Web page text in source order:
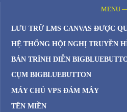
MENU
LƯU TRỮ LMS CANVAS ĐƯỢC
HỆ THỐNG HỘI NGHỊ TRUYỀN
BẢN TRÌNH DIỄN
CỤM BIGBLUEBUTTON
MÁY CHỦ VPS ĐÁM MÂY
TÊN MIỀN